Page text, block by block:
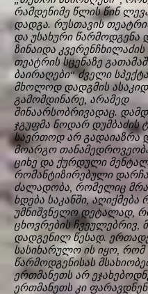
რამდენიმე წლის წინ
დადგა. რუსთავის
და უსახური წარმოდგენა
ზინაიდა
თეატრის სცენაზე
ბაირაღები“ ძველი
მხოლოდ დადგმის
გამომდინარე, არამედ
შინაარსობრივადაც.
ჯგუფმა ნოდარ დუმბაძის
საერთოდ არ გადაიაზრა
მოარგო
ციხე და ქურდული
რომანტიზირებული
ძალადობა, რომელიც
ხდება საკანში,
უმნიშვნელო დეტალად,
ცხოვრების ჩვეულებრივ,
დადგენილ წესად.
სასიხარულო ის იყო, რომ
წარმოდგენისას
ერთმანეთს არ
ერთმანეთს კი